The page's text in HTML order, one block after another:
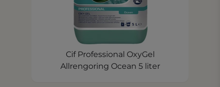
Cif Professional OxyGel
Allrengoring Ocean 5 liter